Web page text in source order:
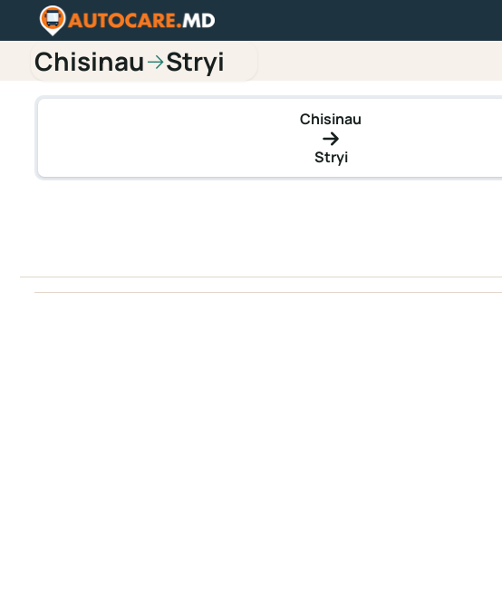
Chisinau→Stryi
Chisinau
Stryi